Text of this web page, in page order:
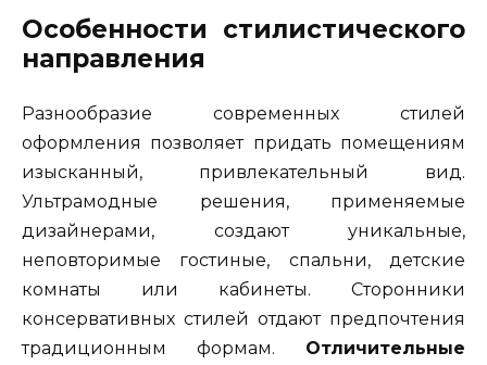
Особенности стилистического
направления
Разнообразие современных стилей
оформления позволяет придать помещениям
изысканный, привлекательный вид.
Ультрамодные решения, применяемые
дизайнерами, создают уникальные,
неповторимые гостиные, спальни, детские
комнаты или кабинеты. Сторонники
консервативных стилей отдают предпочтения
традиционным формам. Отличительные